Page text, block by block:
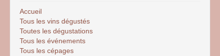
Accueil
Tous les vins dégustés
Toutes les dégustations
Tous les événements
Tous les cépages